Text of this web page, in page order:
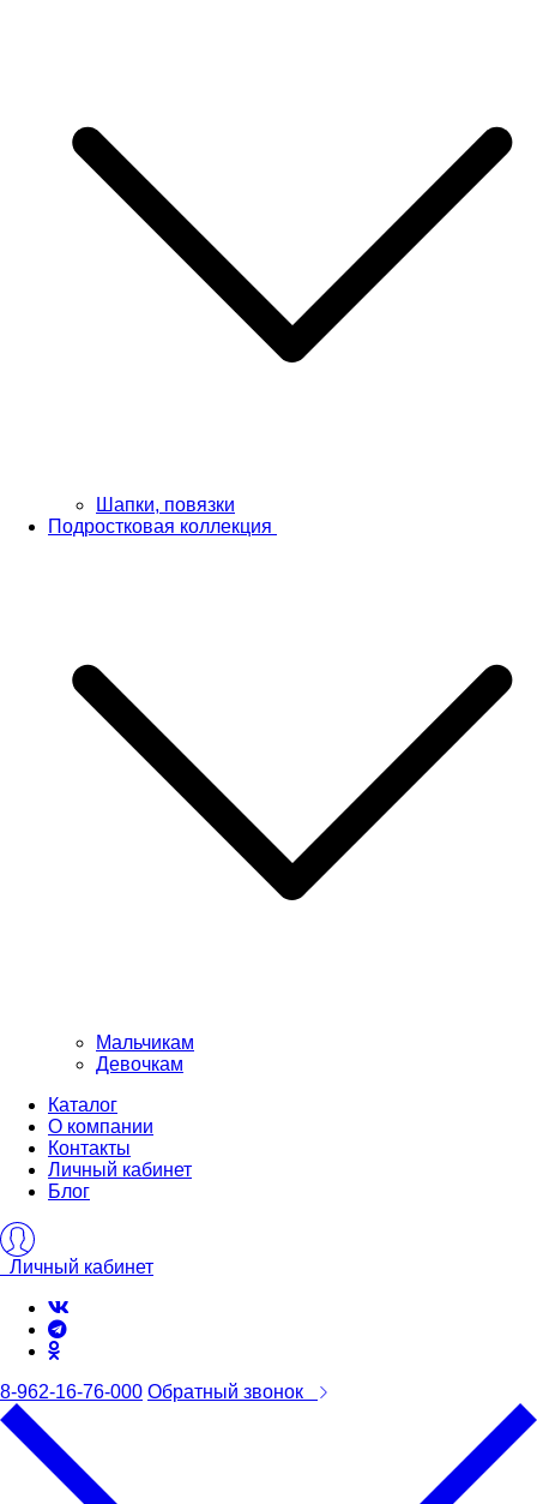
Шапки, повязки
Подростковая коллекция
Мальчикам
Девочкам
Каталог
О компании
Контакты
Личный кабинет
Блог
Личный кабинет
8-962-16-76-000 Обратный звонок